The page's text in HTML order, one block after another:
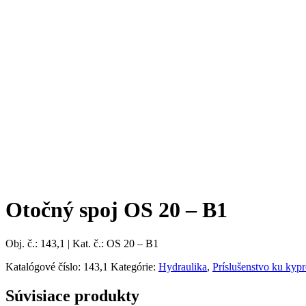
Otočný spoj OS 20 – B1
Obj. č.: 143,1 | Kat. č.: OS 20 – B1
Katalógové číslo: 143,1 Kategórie: Hydraulika, Príslušenstvo ku
Súvisiace produkty